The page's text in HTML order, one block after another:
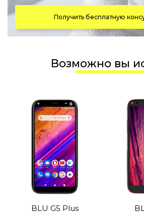
Получить бесплатную
Возможно вы
BLU G5 Plus